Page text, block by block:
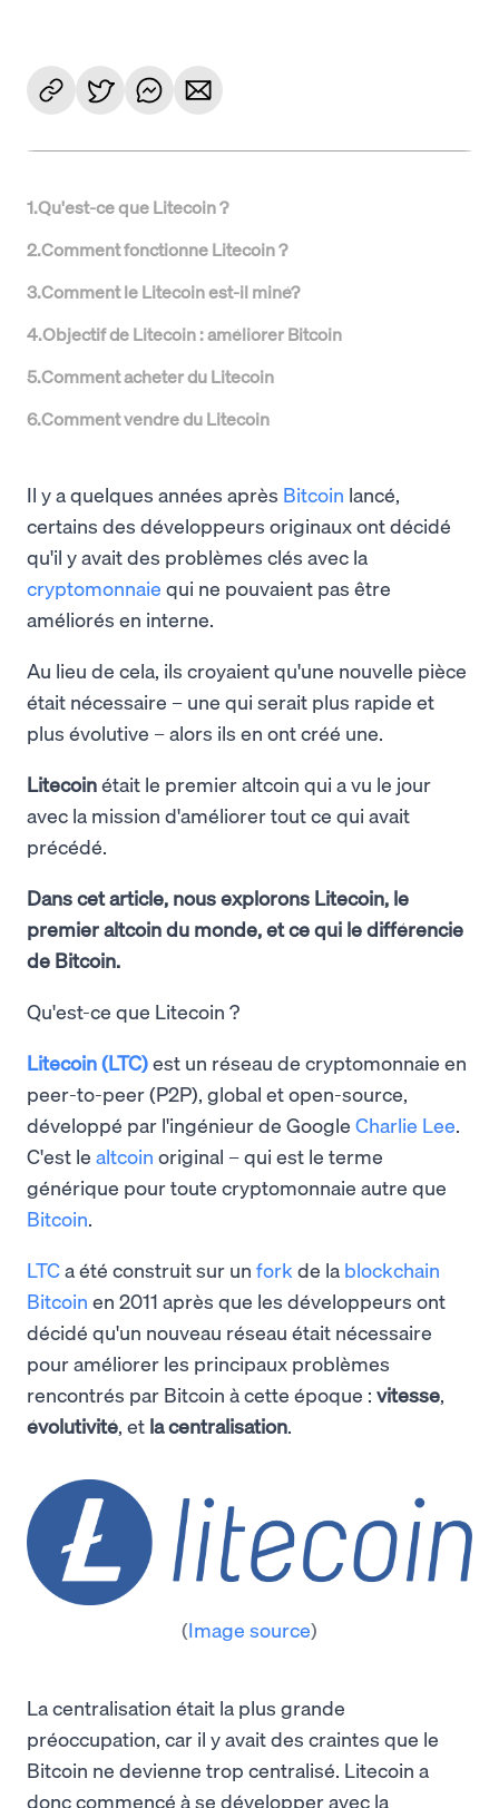
1.Qu'est-ce que Litecoin ?
2.Comment fonctionne Litecoin ?
3.Comment le Litecoin est-il miné?
4.Objectif de Litecoin : améliorer Bitcoin
5.Comment acheter du Litecoin
6.Comment vendre du Litecoin
Il y a quelques années après Bitcoin lancé,
certains des développeurs originaux ont décidé
qu'il y avait des problèmes clés avec la
cryptomonnaie qui ne pouvaient pas être
améliorés en interne.
Au lieu de cela, ils croyaient qu'une nouvelle pièce
était nécessaire – une qui serait plus rapide et
plus évolutive – alors ils en ont créé une.
Litecoinétait le premier altcoin qui a vu le jour
avec la mission d'améliorer tout ce qui avait
précédé.
Dans cet article, nous explorons Litecoin, le
premier altcoin du monde, et ce qui le différencie
de Bitcoin.
Qu'est-ce que Litecoin ?
Litecoin (LTC)est un réseau de cryptomonnaie en
peer-to-peer (P2P), global et open-source,
développé par l'ingénieur de Google Charlie Lee.
C'est le altcoin original – qui est le terme
générique pour toute cryptomonnaie autre que
Bitcoin.
LTCa été construit sur un fork de la blockchain
Bitcoin en 2011 après que les développeurs ont
décidé qu'un nouveau réseau était nécessaire
pour améliorer les principaux problèmes
rencontrés par Bitcoin à cette époque : vitesse,
évolutivité, et la centralisation.
(Image source)
La centralisation était la plus grande
préoccupation, car il y avait des craintes que le
Bitcoin ne devienne trop centralisé. Litecoin a
donc commencé à se développer avec la